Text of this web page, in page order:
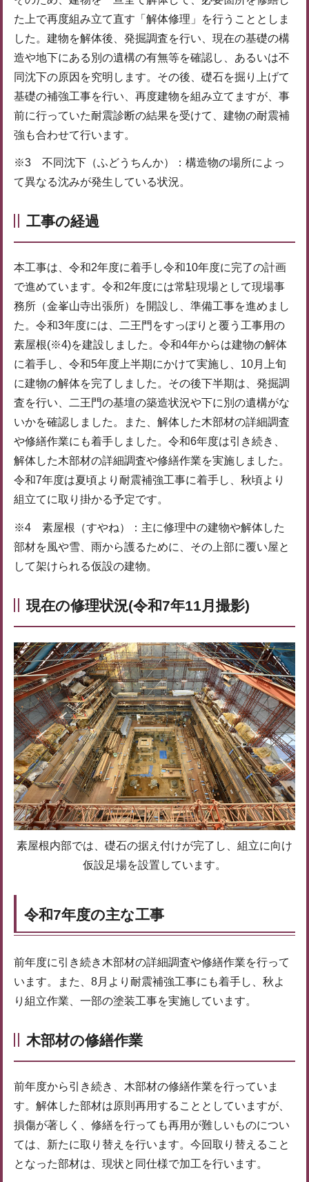
た上で再度組み立て直す「解体修理」を行うこととしま
した。建物を解体後、発掘調査を行い、現在の基礎の構
造や地下にある別の遺構の有無等を確認し、あるいは不
同沈下の原因を究明します。その後、礎石を掘り上げて
基礎の補強工事を行い、再度建物を組み立てますが、事
前に行っていた耐震診断の結果を受けて、建物の耐震補
強も合わせて行います。
※3 不同沈下（ふどうちんか）：構造物の場所によっ
て異なる沈みが発生している状況。
工事の経過
本工事は、令和2年度に着手し令和10年度に完了の計画
で進めています。令和2年度には常駐現場として現場事
務所（金峯山寺出張所）を開設し、準備工事を進めまし
た。令和3年度には、二王門をすっぽりと覆う工事用の
素屋根(※4)を建設しました。令和4年からは建物の解体
に着手し、令和5年度上半期にかけて実施し、10月上旬
に建物の解体を完了しました。その後下半期は、発掘調
査を行い、二王門の基壇の築造状況や下に別の遺構がな
いかを確認しました。また、解体した木部材の詳細調査
や修繕作業にも着手しました。令和6年度は引き続き、
解体した木部材の詳細調査や修繕作業を実施しました。
令和7年度は夏頃より耐震補強工事に着手し、秋頃より
組立てに取り掛かる予定です。
※4 素屋根（すやね）：主に修理中の建物や解体した
部材を風や雪、雨から護るために、その上部に覆い屋と
して架けられる仮設の建物。
現在の修理状況(令和7年11月撮影)
素屋根内部では、礎石の据え付けが完了し、組立に向け
仮設足場を設置しています。
令和7年度の主な工事
前年度に引き続き木部材の詳細調査や修繕作業を行って
います。また、8月より耐震補強工事にも着手し、秋よ
り組立作業、一部の塗装工事を実施しています。
木部材の修繕作業
前年度から引き続き、木部材の修繕作業を行っていま
す。解体した部材は原則再用することとしていますが、
損傷が著しく、修繕を行っても再用が難しいものについ
ては、新たに取り替えを行います。今回取り替えること
となった部材は、現状と同仕様で加工を行います。